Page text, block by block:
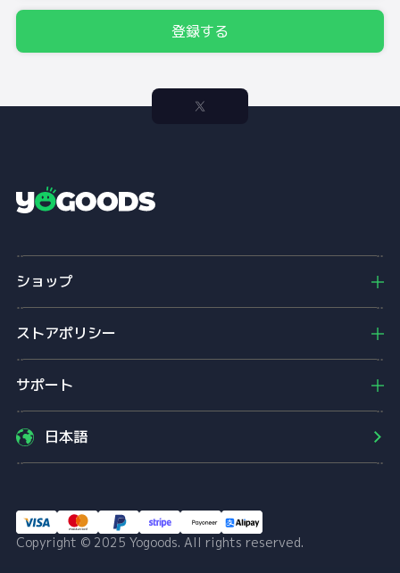
登録する
g
oショップ
ストアポリシー
サポート
日本語
Copyright © 2025 Yogoods. All rights reserved.